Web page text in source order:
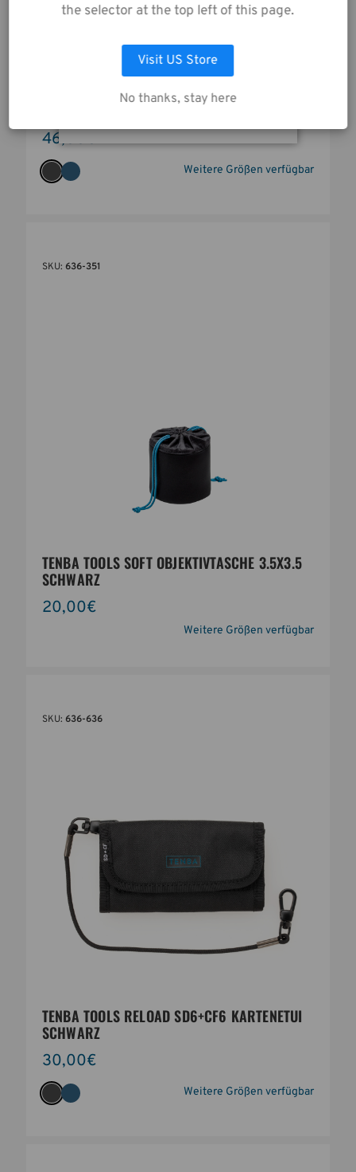
TENBA BYOB 10 KAMERAEINSATZ - SCHWARZ
46,00€
Weitere Größen verfügbar
SKU: 636-351
TENBA TOOLS SOFT OBJEKTIVTASCHE 3.5X3.5
SCHWARZ
20,00€
Weitere Größen verfügbar
SKU: 636-636
TENBA TOOLS RELOAD SD6+CF6 KARTENETUI
SCHWARZ
30,00€
Weitere Größen verfügbar
zu.
AUSWAHL ANPASSEN
ALLE COOKIES AKZEPTIEREN
the selector at the top left of this page.
Visit US Store
No thanks, stay here